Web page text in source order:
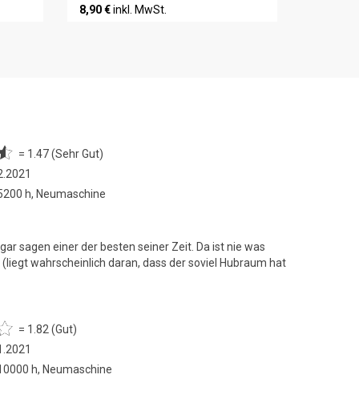
8,90 € inkl. MwSt.
= 1.47 (Sehr Gut)
h, Neumaschine
sagen einer der besten seiner Zeit. Da ist nie was
wahrscheinlich daran, dass der soviel Hubraum hat
= 1.82 (Gut)
h, Neumaschine